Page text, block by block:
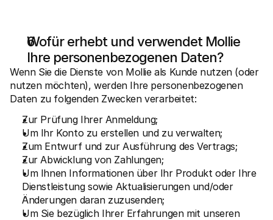
Wofür erhebt und verwendet Mollie
Ihre personenbezogenen Daten?
Wenn Sie die Dienste von Mollie als Kunde nutzen (oder
nutzen möchten), werden Ihre personenbezogenen
Daten zu folgenden Zwecken verarbeitet:
Zur Prüfung Ihrer Anmeldung;
Um Ihr Konto zu erstellen und zu verwalten;
Zum Entwurf und zur Ausführung des Vertrags;
Zur Abwicklung von Zahlungen;
Um Ihnen Informationen über Ihr Produkt oder Ihre
Dienstleistung sowie Aktualisierungen und/oder
Änderungen daran zuzusenden;
Um Sie bezüglich Ihrer Erfahrungen mit unseren